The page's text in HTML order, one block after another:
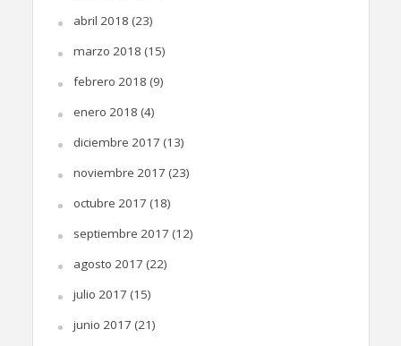
abril 2018 (23)
marzo 2018 (15)
febrero 2018 (9)
enero 2018 (4)
diciembre 2017 (13)
noviembre 2017 (23)
octubre 2017 (18)
septiembre 2017 (12)
agosto 2017 (22)
julio 2017 (15)
junio 2017 (21)